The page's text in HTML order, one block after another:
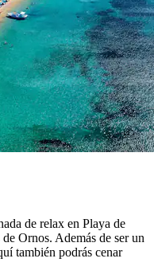
de relax en Playa de
Ornos. Además de ser un
también podrás cenar